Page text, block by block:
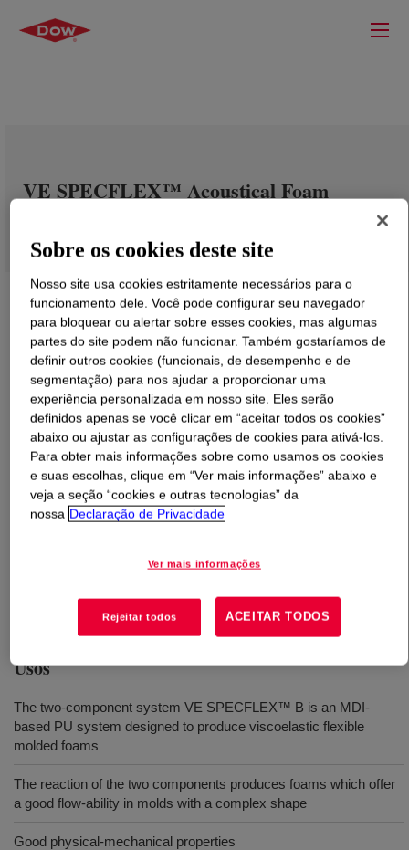
VE SPECFLEX™ Acoustical Foam
O que éVE SPECFLEX™ Acoustical Foam Systems
?
A fully formulated polyurethane systems for producing
frequencies. This solution offers excellent ultra-low
flowability with wide process latitude.
Usos
The two-component system VE SPECFLEX™ B is an MDI-
based PU system designed to produce viscoelastic flexible
molded foams
The reaction of the two components produces foams which offer
a good flow-ability in molds with a complex shape
Good physical-mechanical properties
Sobre os cookies deste site
Nosso site usa cookies estritamente necessários para o
funcionamento dele. Você pode configurar seu navegador
para bloquear ou alertar sobre esses cookies, mas algumas
partes do site podem não funcionar. Também gostaríamos de
definir outros cookies (funcionais, de desempenho e de
segmentação) para nos ajudar a proporcionar uma
experiência personalizada em nosso site. Eles serão
definidos apenas se você clicar em “aceitar todos os cookies”
abaixo ou ajustar as configurações de cookies para ativá-los.
Para obter mais informações sobre como usamos os cookies
e suas escolhas, clique em “Ver mais informações” abaixo e
veja a seção “cookies e outras tecnologias” da
nossa Declaração de Privacidade
Ver mais informações
Rejeitar todos ACEITAR TODOS